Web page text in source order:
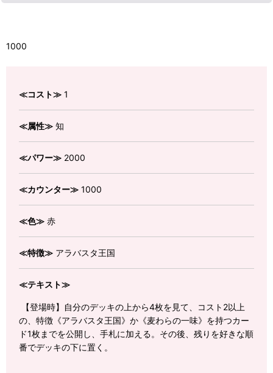
1000
≪コスト≫ 1
≪属性≫ 知
≪パワー≫ 2000
≪カウンター≫ 1000
≪色≫ 赤
≪特徴≫ アラバスタ王国
≪テキスト≫
【登場時】自分のデッキの上から4枚を見て、コスト2以上
の、特徴《アラバスタ王国》か《麦わらの一味》を持つカー
ド1枚までを公開し、手札に加える。その後、残りを好きな順
番でデッキの下に置く。